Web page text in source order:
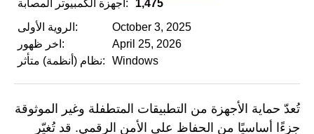
أجهزة الكمبيوتر المصابة:
1,475
الروية الأولى:
October 3, 2025
اخر ظهور:
April 25, 2026
نظام (أنظمة) متأثر:
Windows
تُعدّ حماية الأجهزة من التطبيقات المتطفلة وغير الموثوقة
جزءًا أساسيًا من الحفاظ على الأمن الرقمي. قد تُغيّر